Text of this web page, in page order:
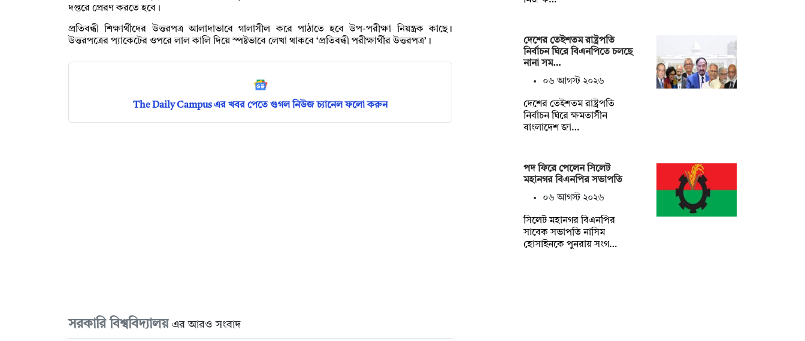
দপ্তরে প্রেরণ করতে হবে।
প্রতিবন্ধী শিক্ষার্থীদের উত্তরপত্র আলাদাভাবে গালাসীল করে পাঠাতে হবে উপ-পরীক্ষা নিয়ন্ত্রক কাছে।
উত্তরপত্রের প্যাকেটের ওপরে লাল কালি দিয়ে স্পষ্টভাবে লেখা থাকবে ‘প্রতিবন্ধী পরীক্ষার্থীর উত্তরপত্র’।
The Daily Campus এর খবর পেতে গুগল নিউজ চ্যানেল ফলো করুন
সরকারি বিশ্ববিদ্যালয় এর আরও সংবাদ
দেশের তেইশতম রাষ্ট্রপতি
নির্বাচন ঘিরে বিএনপিতে চলছে
নানা সম…
০৬ আগস্ট ২০২৬
দেশের তেইশতম রাষ্ট্রপতি
নির্বাচন ঘিরে ক্ষমতাসীন
বাংলাদেশ জা…
পদ ফিরে পেলেন সিলেট
মহানগর বিএনপির সভাপতি
০৬ আগস্ট ২০২৬
সিলেট মহানগর বিএনপির
সাবেক সভাপতি নাসিম
হোসাইনকে পুনরায় সংগ…